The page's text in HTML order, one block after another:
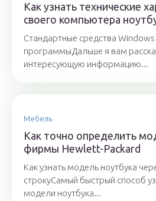
Как узнать технические
своего компьютера
Стандартные средства Windows
программыДальше я вам
интересующую информацию...
Мебель
Как точно определить
фирмы Hewlett-Packard
Как узнать модель ноутбука
строкуСамый быстрый способ
модели ноутбука...